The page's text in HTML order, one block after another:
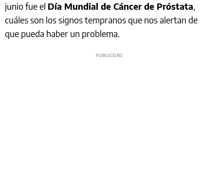
junio fue el Día Mundial de Cáncer de Próstata,
cuáles son los signos tempranos que nos alertan de
que pueda haber un problema.